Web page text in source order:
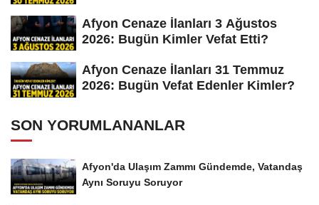
Afyon Cenaze İlanları 3 Ağustos
2026: Bugün Kimler Vefat Etti?
Afyon Cenaze İlanları 31 Temmuz
2026: Bugün Vefat Edenler Kimler?
SON YORUMLANANLAR
Afyon'da Ulaşım Zammı Gündemde, Vatandaş
Aynı Soruyu Soruyor